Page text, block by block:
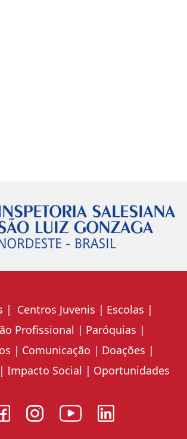
Centros Juvenis
Escolas
Profissional
Paróquias
Comunicação
Doações
Impacto Social Oportunidades